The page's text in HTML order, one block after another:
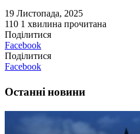
19 Листопада, 2025
110 1 хвилина прочитана
Поділитися
Facebook
Поділитися
Facebook
Останні новини